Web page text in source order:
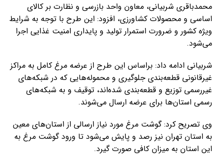
محمدباقری شربیانی، معاون واحد بازرسی و نظارت بر کالای
اساسی و محصولات کشاورزی، افزود: این طرح با توجه به شرایط
ویژه کشور و ضرورت استمرار تولید و پایداری امنیت غذایی اجرا
می‌شود.
شربیانی ادامه داد: براساس این طرح از عرضه مرغ کامل به مراکز
غیرقانونی قطعه‌بندی جلوگیری و محموله‌هایی که در شبکه‌های
غیررسمی توزیع و قطعه‌بندی شده‌اند، توقیف و به شبکه‌های
رسمی استان‌ها برای عرضه ارسال می‌شوند.
وی تصریح کرد: گوشت مرغ مورد نیاز ارسالی از استان‌های معین
به استان تهران نیز رصد و پایش می‌شود تا ورود گوشت مرغ به
این استان به میزان کافی صورت گیرد.